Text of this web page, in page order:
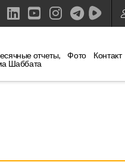
LinkedIn
YouTube
Instagram
отчеты,
Шаббата
Фото Контакт